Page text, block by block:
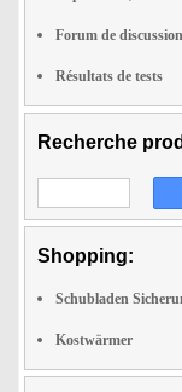
Forum de discussion
Résultats de tests
Recherche
Shopping:
Schubladen
Kostwärmer